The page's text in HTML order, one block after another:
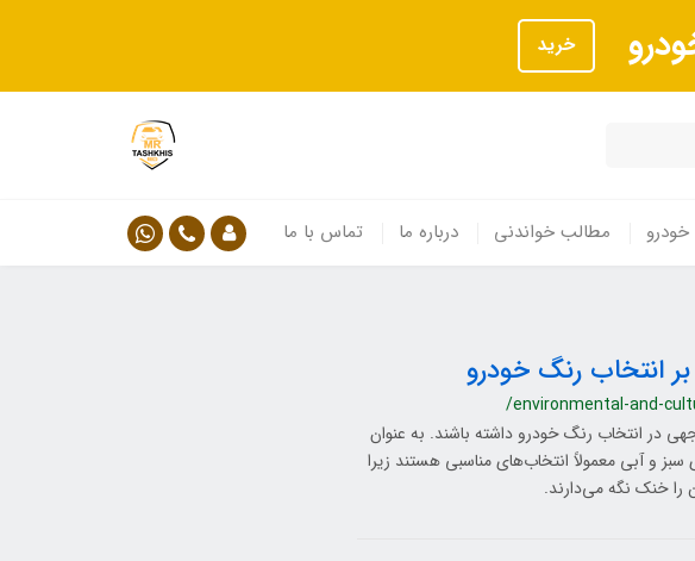
خرید
مطالب خواندنی درباره ما تماس با ما
انتخاب رنگ خودرو
/environmental-and-
در انتخاب رنگ خودرو داشته باشند. به عنوان
و آبی معمولاً انتخاب‌های مناسبی هستند زیرا
را خنک نگه می‌دارند.